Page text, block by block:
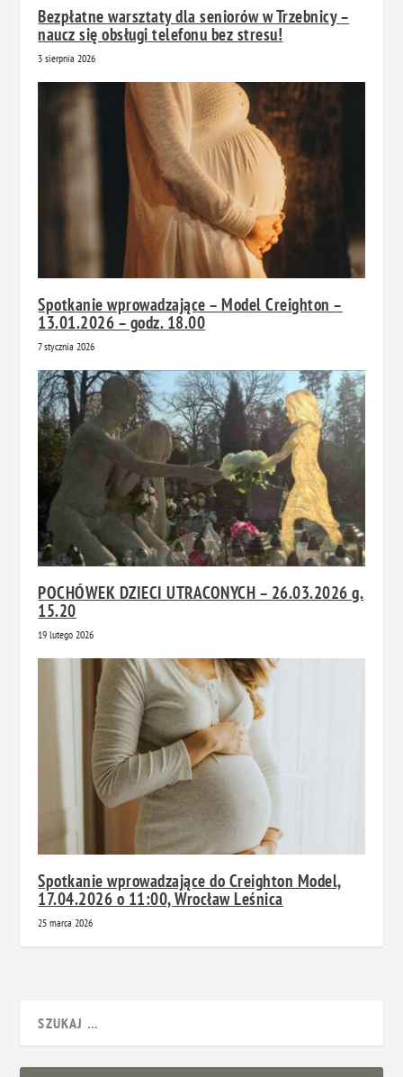
Bezpłatne warsztaty dla seniorów w Trzebnicy –
naucz się obsługi telefonu bez stresu!
3 sierpnia 2026
Spotkanie wprowadzające – Model Creighton –
13.01.2026 – godz. 18.00
7 stycznia 2026
POCHÓWEK DZIECI UTRACONYCH – 26.03.2026 g.
15.20
19 lutego 2026
Spotkanie wprowadzające do Creighton Model,
17.04.2026 o 11:00, Wrocław Leśnica
25 marca 2026